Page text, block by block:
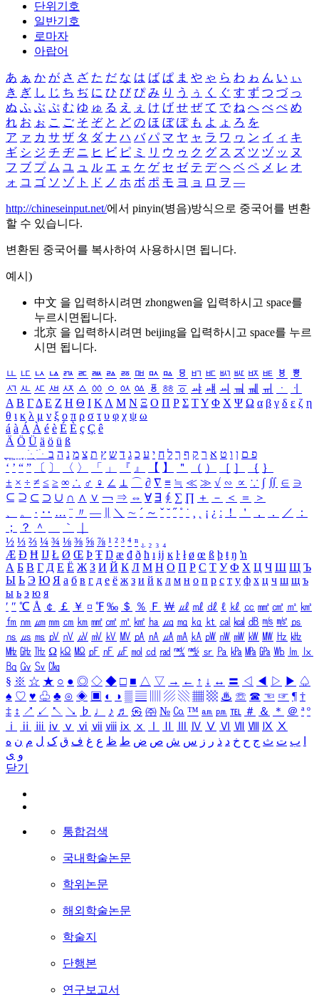
단위기호
일반기호
로마자
아랍어
あ ぁ か が さ ざ た だ な は ば ぱ ま や ゃ ら わ ゎ ん い ぃ
き ぎ し じ ち ぢ に ひ び ぴ み り う ぅ く ぐ す ず つ づ っ
ぬ ふ ぶ ぷ む ゆ ゅ る え ぇ け げ せ ぜ て で ね へ べ ぺ め
れ お ぉ こ ご そ ぞ と ど の ほ ぼ ぽ も よ ょ ろ を
ア ァ カ サ ザ タ ダ ナ ハ バ パ マ ヤ ャ ラ ワ ヮ ン イ ィ キ
ギ シ ジ チ ヂ ニ ヒ ビ ピ ミ リ ウ ゥ ク グ ス ズ ツ ヅ ッ ヌ
フ ブ プ ム ユ ュ ル エ ェ ケ ゲ セ ゼ テ デ ヘ ベ ペ メ レ オ
ォ コ ゴ ソ ゾ ト ド ノ ホ ボ ポ モ ヨ ョ ロ ヲ ―
http://chineseinput.net/에서 pinyin(병음)방식으로 중국어를 변환
할 수 있습니다.
변환된 중국어를 복사하여 사용하시면 됩니다.
예시)
中文 을 입력하시려면 zhongwen을 입력하시고 space를
누르시면됩니다.
北京 을 입력하시려면 beijing을 입력하시고 space를 누르
시면 됩니다.
ㅥ ㅦ ㅧ ㅨ ㅩ ㅪ ㅫ ㅬ ㅭ ㅮ ㅯ ㅰ ㅱ ㅲ ㅳ ㅴ ㅵ ㅶ ㅷ ㅸ
ㅹ
ㅺ ㅻ ㅼ ㅽ ㅾ ㅿ ㆀ ㆁ ㆂ ㆃ ㆄ ㆅ ㆆ ㆇ ㆈ ㆉ ㆊ ㆋ ㆌ ㆍ
ㆎ
Α Β ΓΔ Ε Ζ Η Θ Ι ΚΛ Μ Ν Ξ Ο Π Ρ Σ ΤΥ Φ Χ Ψ Ω α β γ δ ε ζ η
θ ι κ λ μ ν ξ ο π ρ σ τ υ φ χ ψ ω
á à Á À é è É È ç Ç ê
Ä Ö Ü ä ö ü ß
ִֶֹ ֻּ ׁׂ פ ם ן ו ט א ר ק ף ך ל ח י ע כ ג ד ש ץ ת צ מ נ ה ב
‘ ’ “ ” 〔 〕 〈 〉 「 」 『 』 【 】 ＂ （ ） ［ ］ ｛ ｝
± × ÷ ≠ ≤ ≥ ∞ ∴ ♂ ♀ ∠ ⊥ ⌒ ∂ ∇ ≡ ≒ ≪ ≫ √ ∽ ∝ ∵ ∫ ∬ ∈ ∋
⊆ ⊇ ⊂ ⊃ ∪ ∩ ∧ ∨ ￢ ⇒ ⇔ ∀ ∃ ∮ ∑ ∏ ＋ － ＜ ＝
＞
、
。 · ‥ … ¨ 〃 ― ＼ ∼ ´ ～ ˇ ˘ ˝ ˚ ˙ ¸ ¡ ¿ ː ！ ＇ ， ． ／
：
；
？ ＾ ｀
½ ⅓ ⅔ ¼ ¾ ⅛ ⅜ ⅝ ⅞ ¹ ² ³ ⁴ ⁿ ₁ ₂ ₃ ₄
Æ Ð Ħ Ĳ Ł Ø Œ Þ Ŧ Ŋ æ đ ð ħ ı ĳ ĸ ŀ ł ø œ ß þ ŧ ŋ ŉ
А Б В Г Д Е Ё Ж З И Й К Л М Н О П Р С Т У Ф Х Ц Ч Ш Щ Ъ
Ы Ь Э Ю Я а б в г д е ё ж з и й к л м н о п р с т у ф х ц ч ш щ ъ
ы ь э ю я
′ ″ ℃ Å ￠ ￡ ￥ ¤ ℉ ‰ ＄ ％ Ｆ ￦ ㎕ ㎖ ㎗ ℓ ㎘ ㏄ ㎣ ㎤ ㎥ ㎦
㎙ ㎚ ㎛ ㎜ ㎝ ㎞ ㎟ ㎠ ㎡ ㎢ ㏊ ㎍ ㎎ ㎏ ㏏ ㎈ ㎉ ㏈ ㎧ ㎨ ㎰
㎱ ㎲ ㎳ ㎴ ㎵ ㎶ ㎷ ㎸ ㎹ ㎀ ㎁ ㎂ ㎃ ㎄ ㎺ ㎻ ㎽ ㎾ ㎿ ㎐ ㎑
㎒ ㎓ ㎔ Ω ㏀ ㏁ ㎊ ㎋ ㎌ ㏖ ㏅ ㎭ ㎮ ㎯ ㏛ ㎩ ㎪ ㎫ ㎬ ㏝ ㏐
㏓
㏃ ㏉ ㏜ ㏆
§ ※ ☆ ★ ○ ● ◎ ◇ ◆ □ ■ △ ▽ → ← ↑ ↓ ↔ 〓 ◁ ◀ ▷ ▶ ♤
♠ ♡ ♥ ♧ ♣ ⊙ ◈ ▣ ◐ ◑ ▒ ▤ ▨ ▧ ▦ ▩ ♨ ☏ ☎ ☜ ☞ ¶ †
‡ ↕ ↗ ↙ ↖ ↘ ♭ ♩ ♪ ♬ ㉿ ㈜ № ㏇ ™ ㏂ ㏘ ℡ ＃ ＆ ＊ ＠ ª º
ⅰ
ⅱ ⅲ ⅳ ⅴ ⅵ ⅶ ⅷ ⅸ ⅹ Ⅳ Ⅴ Ⅵ Ⅶ Ⅷ Ⅸ Ⅹ
ب ت ث ج ح خ د ذ ر ز س ش ص ض ط ظ ع غ ف ق ک ل م ن ه
و ی
닫기
통합검색
국내학술논문
학위논문
해외학술논문
학술지
단행본
연구보고서